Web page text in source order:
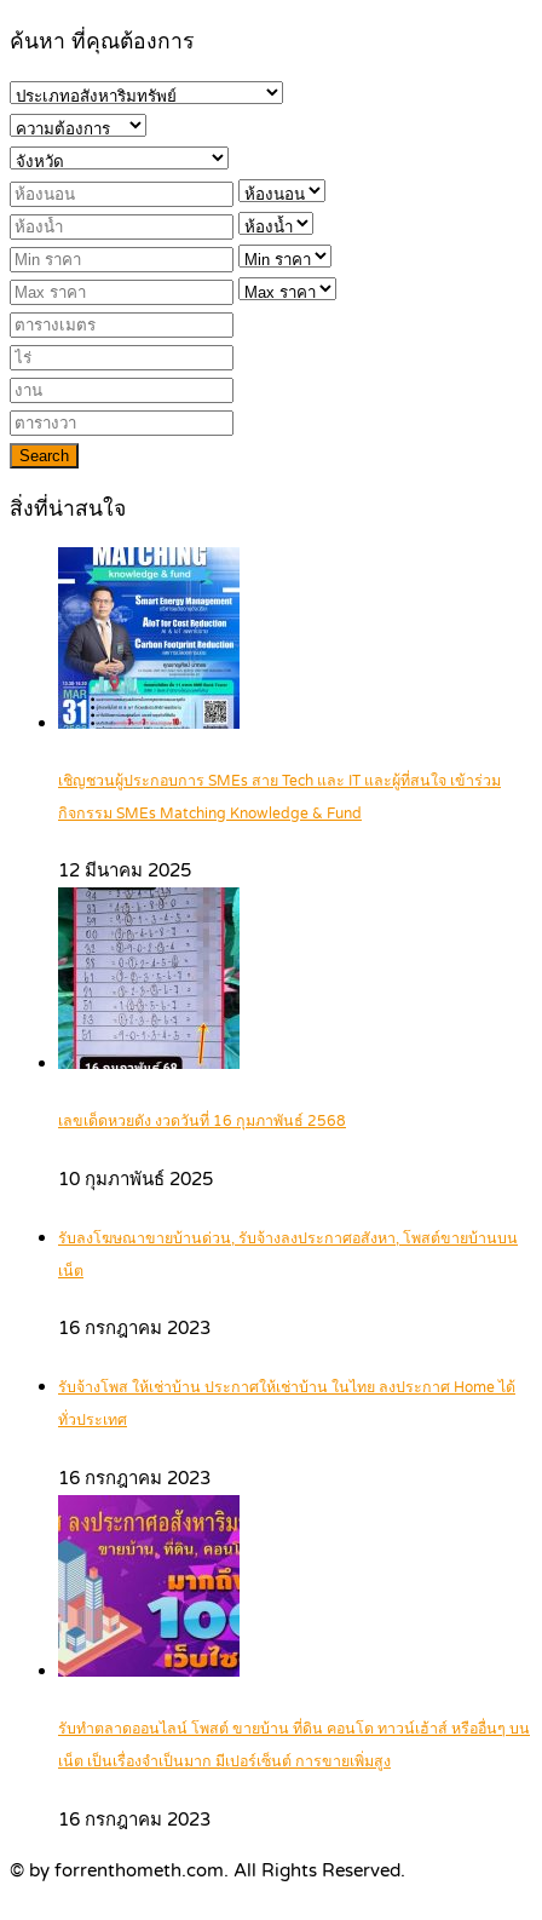
ค้นหา ที่คุณต้องการ
Search
สิ่งที่น่าสนใจ
เชิญชวนผู้ประกอบการ SMEs สาย Tech และ IT และผู้ที่สนใจ เข้าร่วม
กิจกรรม SMEs Matching Knowledge & Fund
12 มีนาคม 2025
เลขเด็ดหวยดัง งวดวันที่ 16 กุมภาพันธ์ 2568
10 กุมภาพันธ์ 2025
รับลงโฆษณาขายบ้านด่วน, รับจ้างลงประกาศอสังหา, โพสต์ขายบ้านบน
เน็ต
16 กรกฎาคม 2023
รับจ้างโพส ให้เช่าบ้าน ประกาศให้เช่าบ้าน ในไทย ลงประกาศ Home ได้
ทั่วประเทศ
16 กรกฎาคม 2023
รับทำตลาดออนไลน์ โพสต์ ขายบ้าน ที่ดิน คอนโด ทาวน์เฮ้าส์ หรืออื่นๆ บน
เน็ต เป็นเรื่องจำเป็นมาก มีเปอร์เซ็นต์ การขายเพิ่มสูง
16 กรกฎาคม 2023
© by forrenthometh.com. All Rights Reserved.